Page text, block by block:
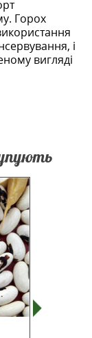
Горох
і
вигляді
до
не